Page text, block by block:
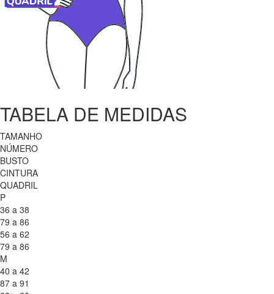
TABELA DE MEDIDAS
TAMANHO
NÚMERO
BUSTO
CINTURA
QUADRIL
P
36 a 38
79 a 86
56 a 62
79 a 86
M
40 a 42
87 a 91